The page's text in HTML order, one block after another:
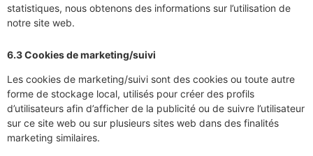
statistiques, nous obtenons des informations sur l’utilisation de
notre site web.
6.3 Cookies de marketing/suivi
Les cookies de marketing/suivi sont des cookies ou toute autre
forme de stockage local, utilisés pour créer des profils
d’utilisateurs afin d’afficher de la publicité ou de suivre l’utilisateur
sur ce site web ou sur plusieurs sites web dans des finalités
marketing similaires.